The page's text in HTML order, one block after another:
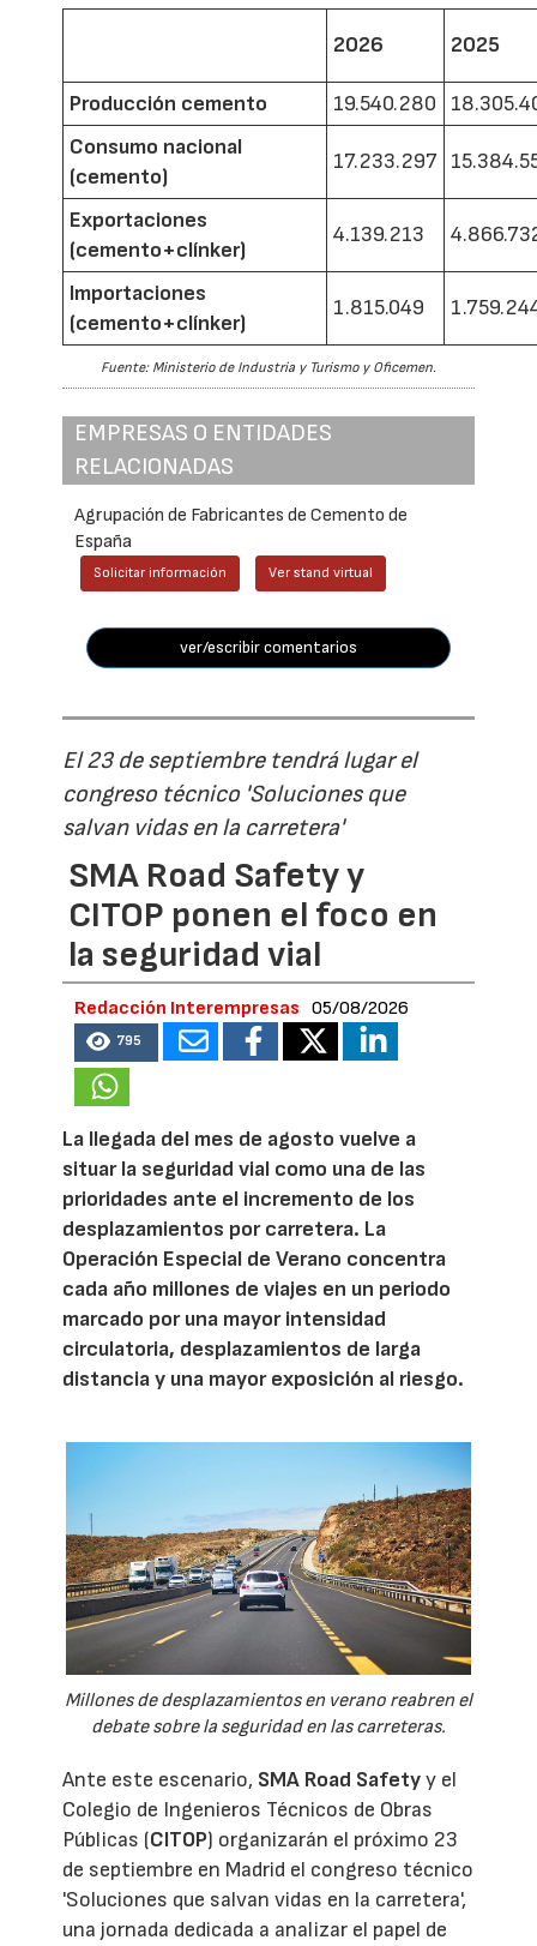
2026 2025
Producción cemento 19.540.280
Consumo nacional
(cemento)
17.233.297
Exportaciones
(cemento+clínker)
4.139.213
Importaciones
(cemento+clínker)
1.815.049
Fuente: Ministerio de Industria y Turismo y Oficemen.
EMPRESAS O ENTIDADES
RELACIONADAS
Agrupación de Fabricantes de Cemento de
España
Solicitar información Ver stand virtual
ver/escribir comentarios
El 23 de septiembre tendrá lugar el
congreso técnico 'Soluciones que
salvan vidas en la carretera'
SMA Road Safety y
CITOP ponen el foco en
la seguridad vial
Redacción Interempresas 05/08/2026
795
La llegada del mes de agosto vuelve a
situar la seguridad vial como una de las
prioridades ante el incremento de los
desplazamientos por carretera. La
Operación Especial de Verano concentra
cada año millones de viajes en un periodo
marcado por una mayor intensidad
circulatoria, desplazamientos de larga
distancia y una mayor exposición al riesgo.
Millones de desplazamientos en verano reabren el
debate sobre la seguridad en las carreteras.
Ante este escenario, SMA Road Safetyy el
Colegio de Ingenieros Técnicos de Obras
Públicas (CITOP) organizarán el próximo 23
de septiembre en Madrid el congreso técnico
'Soluciones que salvan vidas en la carretera',
una jornada dedicada a analizar el papel de